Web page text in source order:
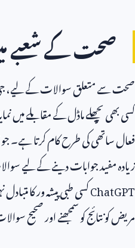
صحت کے شعبے
صحت سے متعلق سوالات کے لیے،
کسی بھی پچھلے ماڈل کے مقابلے میں
فعال ساتھی کی طرح کام کرتا ہے۔ جو
زیادہ مفید جوابات دینے کے لیے
ChatGPTکسی طبی پیشہ ور کا
مریض کو نتائج کو سمجھنے اور صحیح